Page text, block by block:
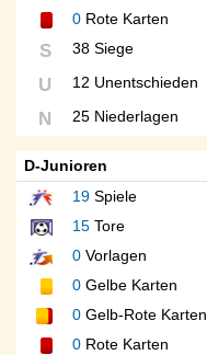
0 Rote Karten
S 38 Siege
U 12 Unentschieden
N 25 Niederlagen
D-Junioren
19 Spiele
15 Tore
0 Vorlagen
0 Gelbe Karten
0 Gelb-Rote Karten
0 Rote Karten